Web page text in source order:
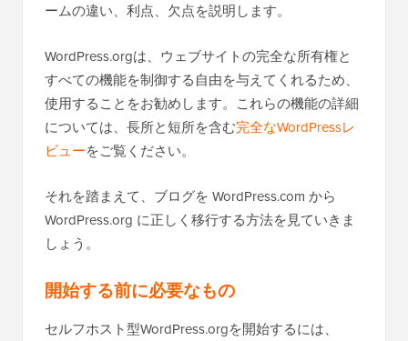
ームの違い、利点、欠点を説明します。
WordPress.orgは、ウェブサイトの完全な所有権と
すべての機能を制御する自由を与えてくれるため、
使用することをお勧めします。これらの機能の詳細
については、長所と短所を含む完全なWordPressレ
ビューをご覧ください。
それを踏まえて、ブログを WordPress.com から
WordPress.org に正しく移行する方法を見ていきま
しょう。
開始する前に必要なもの
セルフホスト型WordPress.orgを開始するには、